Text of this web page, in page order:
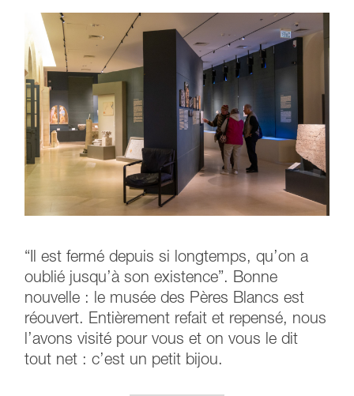
“Il est fermé depuis si longtemps, qu’on a
oublié jusqu’à son existence”. Bonne
nouvelle : le musée des Pères Blancs est
réouvert. Entièrement refait et repensé, nous
l’avons visité pour vous et on vous le dit
tout net : c’est un petit bijou.